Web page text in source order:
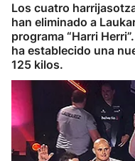
Baloncesto
Ciclismo
Herri-kirolak
Balonmano
Los cuatro
han eliminado a
programa “Harri
ha establecido una
125 kilos.